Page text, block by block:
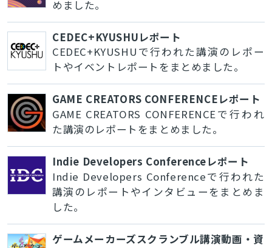
めました。
CEDEC+KYUSHUレポート
CEDEC+KYUSHUで行われた講演のレポー
トやイベントレポートをまとめました。
GAME CREATORS CONFERENCEレポート
GAME CREATORS CONFERENCEで行われ
た講演のレポートをまとめました。
Indie Developers Conferenceレポート
Indie Developers Conferenceで行われた
講演のレポートやインタビューをまとめま
した。
ゲームメーカーズスクランブル講演動画・資